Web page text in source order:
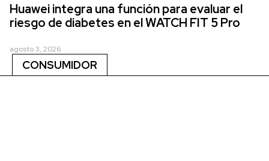
Huawei integra una función para evaluar el
riesgo de diabetes en el WATCH FIT 5 Pro
agosto 3, 2026
CONSUMIDOR